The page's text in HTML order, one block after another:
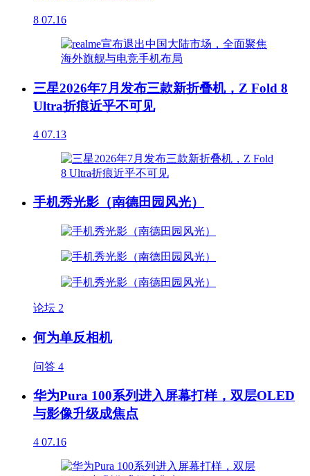
8 07.16
三星2026年7月发布三款新折叠机，Z Fold 8
Ultra折痕近乎不可见
4 07.13
手机秀光影（南德田园风光）
论坛 2
何为单反相机
问答 4
华为Pura 100系列进入屏幕打样，双层OLED
与影像升级成焦点
4 07.16